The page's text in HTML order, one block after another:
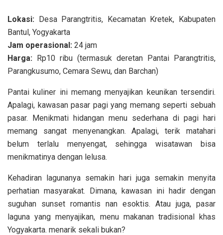
Lokasi: Desa Parangtritis, Kecamatan Kretek, Kabupaten
Bantul, Yogyakarta
Jam operasional: 24 jam
Harga: Rp10 ribu (termasuk deretan Pantai Parangtritis,
Parangkusumo, Cemara Sewu, dan Barchan)
Pantai kuliner ini memang menyajikan keunikan tersendiri.
Apalagi, kawasan pasar pagi yang memang seperti sebuah
pasar. Menikmati hidangan menu sederhana di pagi hari
memang sangat menyenangkan. Apalagi, terik matahari
belum terlalu menyengat, sehingga wisatawan bisa
menikmatinya dengan lelusa.
Kehadiran lagunanya semakin hari juga semakin menyita
perhatian masyarakat. Dimana, kawasan ini hadir dengan
suguhan sunset romantis nan esoktis. Atau juga, pasar
laguna yang menyajikan, menu makanan tradisional khas
Yogyakarta. menarik sekali bukan?